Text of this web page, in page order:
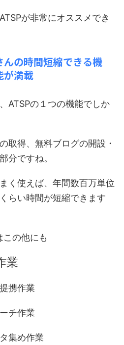
が非常にオススメでき
んの時間短縮できる機
が満載
ATSPの１つの機能でしか
取得、無料ブログの開設・
分ですね。
く使えば、年間数百万単位
らい時間が短縮できます
この他にも
業
携作業
チ作業
集め作業